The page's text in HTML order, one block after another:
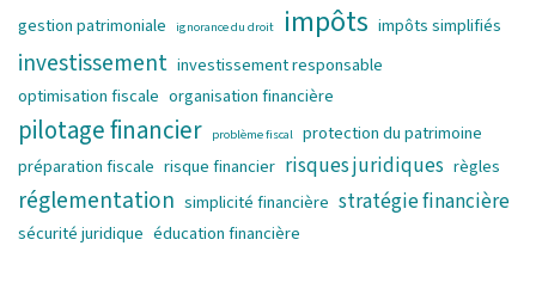
gestion patrimoniale ignorance du droit impôts impôts simplifiés
investissement investissement responsable
optimisation fiscale organisation financière
pilotage financier problème fiscal protection du patrimoine
préparation fiscale risque financier risques juridiques règles
réglementation simplicité financière stratégie financière
sécurité juridique éducation financière